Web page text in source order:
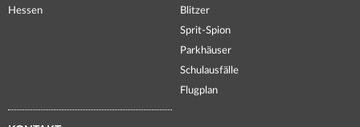
Hessen
Blitzer
Sprit-Spion
Parkhäuser
Schulausfälle
Flugplan